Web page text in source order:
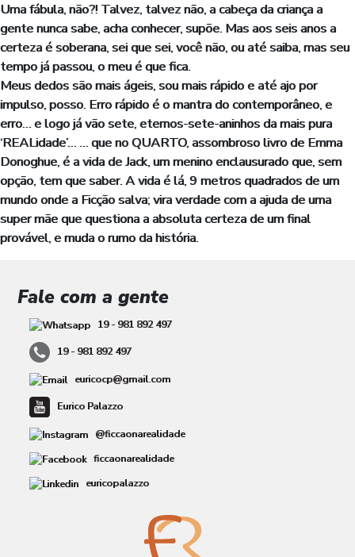
Uma fábula, não?! Talvez, talvez não, a cabeça da criança a
gente nunca sabe, acha conhecer, supõe. Mas aos seis anos a
certeza é soberana, sei que sei, você não, ou até saiba, mas seu
tempo já passou, o meu é que fica.
Meus dedos são mais ágeis, sou mais rápido e até ajo por
impulso, posso. Erro rápido é o mantra do contemporâneo, e
erro… e logo já vão sete, eternos-sete-aninhos da mais pura
‘REALidade’… … que no QUARTO, assombroso livro de Emma
Donoghue, é a vida de Jack, um menino enclausurado que, sem
opção, tem que saber. A vida é lá, 9 metros quadrados de um
mundo onde a Ficção salva; vira verdade com a ajuda de uma
super mãe que questiona a absoluta certeza de um final
provável, e muda o rumo da história.
Fale com a gente
19 - 981 892 497
19 - 981 892 497
euricocp@gmail.com
Eurico Palazzo
@ficcaonarealidade
ficcaonarealidade
euricopalazzo